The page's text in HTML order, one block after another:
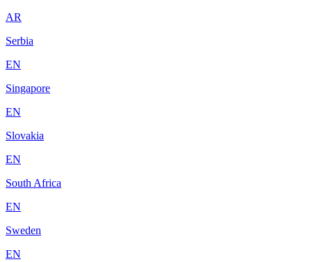
AR
Serbia
EN
Singapore
EN
Slovakia
EN
South Africa
EN
Sweden
EN